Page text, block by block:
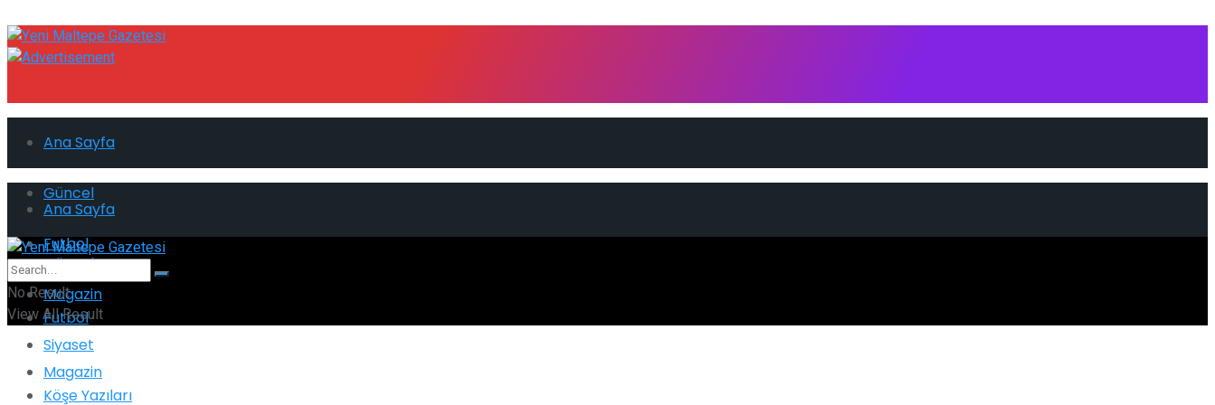
Ana Sayfa
Güncel
Futbol
Magazin
Siyaset
Köşe Yazıları
Ana Sayfa
Güncel
Futbol
Magazin
No Result
View All Result